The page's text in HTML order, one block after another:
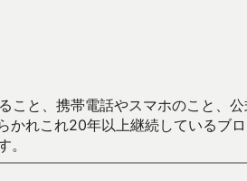
と、携帯電話やスマホのこと
かれこれ20年以上継続している